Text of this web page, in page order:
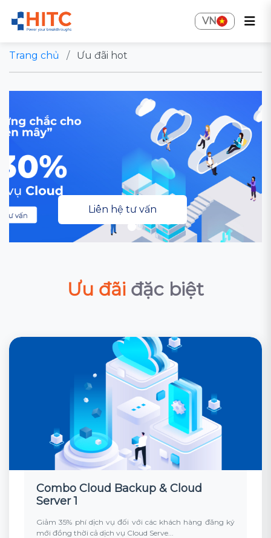
VN
Trang chủ / Ưu đãi hot
Liên hệ tư vấn
Ưu đãi đặc biệt
Combo Cloud Backup & Cloud
Server 1
Giảm 35% phí dịch vụ đối với các khách hàng đăng ký
mới đồng thời cả dịch vụ Cloud Serve...